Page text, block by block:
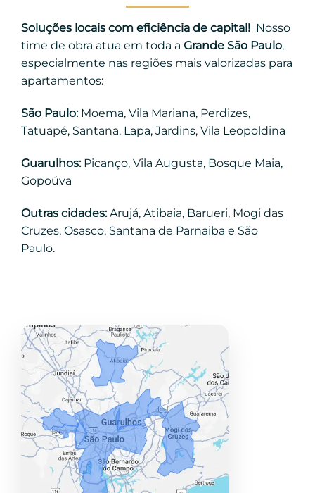
Soluções locais com eficiência de capital! Nosso
time de obra atua em toda a Grande São Paulo,
especialmente nas regiões mais valorizadas para
apartamentos:
São Paulo:Moema, Vila Mariana, Perdizes,
Tatuapé, Santana, Lapa, Jardins, Vila Leopoldina
Guarulhos:Picanço, Vila Augusta, Bosque Maia,
Gopoúva
Outras cidades:Arujá, Atibaia, Barueri, Mogi das
Cruzes, Osasco, Santana de Parnaiba e São
Paulo.